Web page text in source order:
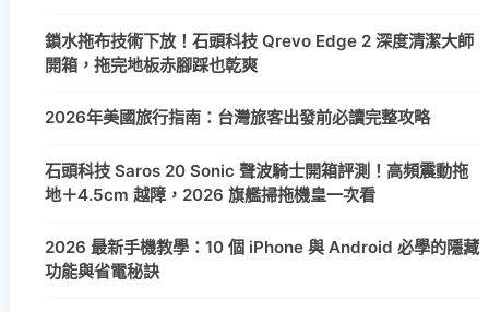
鎖水拖布技術下放！石頭科技 Qrevo Edge 2 深度清潔大師
開箱，拖完地板赤腳踩也乾爽
2026年美國旅行指南：台灣旅客出發前必讀完整攻略
石頭科技 Saros 20 Sonic 聲波騎士開箱評測！高頻震動拖
地＋4.5cm 越障，2026 旗艦掃拖機皇一次看
2026 最新手機教學：10 個 iPhone 與 Android 必學的隱藏
功能與省電秘訣